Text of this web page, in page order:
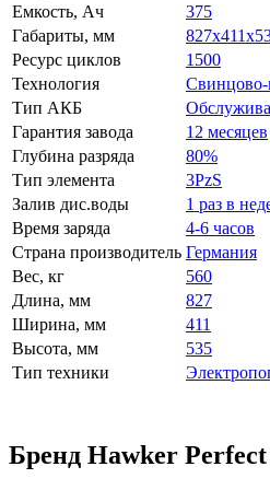
Емкость, Ач
375
Габариты, мм
Ресурс циклов
1500
Технология
Свинцово-
Тип АКБ
Гарантия завода
12 месяцев
Глубина разряда
80%
Тип элемента
3PzS
Залив дис.воды
1 раз в
Время заряда
4-6 часов
Страна производитель Германия
Вес, кг
560
Длина, мм
827
Ширина, мм
411
Высота, мм
535
Тип техники
Бренд Hawker